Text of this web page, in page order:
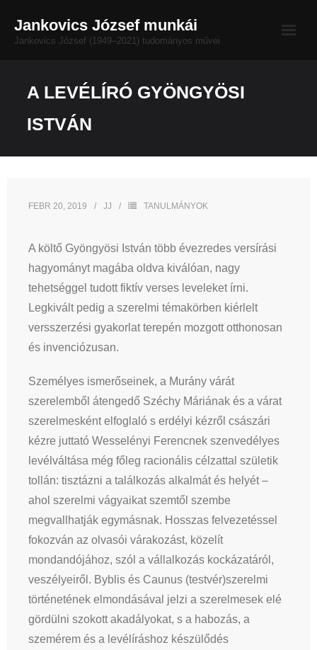
Jankovics József munkái
Jankovics József (1949–2021) tudományos művei
Bibliográfia
A LEVÉLÍRÓ GYÖNGYÖSI
ISTVÁN
FEBR 20, 2019 JJ TANULMÁNYOK
A költő Gyöngyösi István több évezredes versírási
hagyományt magába oldva kiválóan, nagy
tehetséggel tudott fiktív verses leveleket írni.
Legkivált pedig a szerelmi témakörben kiérlelt
versszerzési gyakorlat terepén mozgott otthonosan
és invenciózusan.
Személyes ismerőseinek, a Murány várát
szerelemből átengedő Széchy Máriának és a várat
szerelmesként elfoglaló s erdélyi kézről császári
kézre juttató Wesselényi Ferencnek szenvedélyes
levélváltása még főleg racionális célzattal születik
tollán: tisztázni a találkozás alkalmát és helyét –
ahol szerelmi vágyaikat szemtől szembe
megvallhatják egymásnak. Hosszas felvezetéssel
fokozván az olvasói várakozást, közelít
mondandójához, szól a vállalkozás kockázatáról,
veszélyeiről. Byblis és Caunus (testvér)szerelmi
történetének elmondásával jelzi a szerelmesek elé
gördülni szokott akadályokat, s a habozás, a
szemérem és a levélíráshoz készülődés